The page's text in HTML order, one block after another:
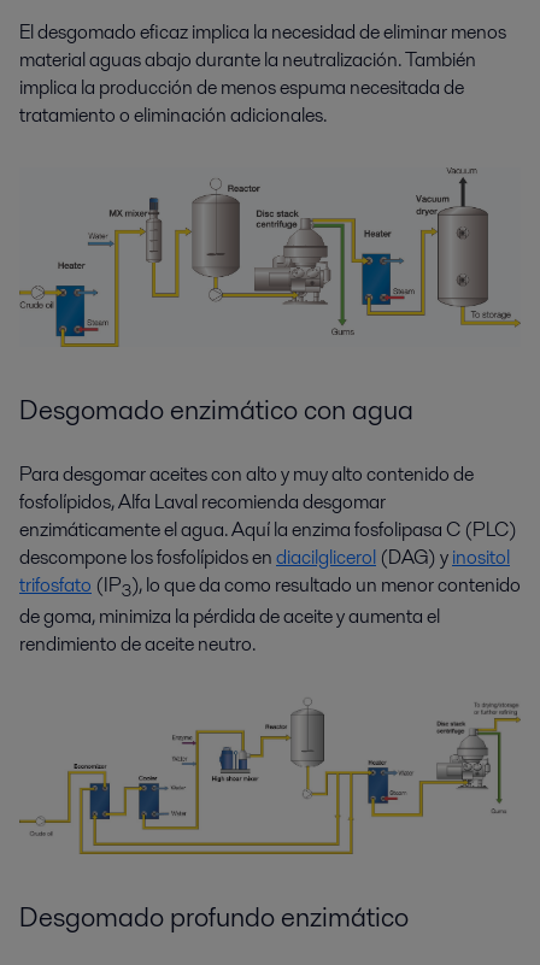
El desgomado eficaz implica la necesidad de eliminar menos
material aguas abajo durante la neutralización. También
implica la producción de menos espuma necesitada de
tratamiento o eliminación adicionales.
Desgomado enzimático con agua
Para desgomar aceites con alto y muy alto contenido de
fosfolípidos, Alfa Laval recomienda desgomar
enzimáticamente el agua. Aquí la enzima fosfolipasa C (PLC)
descompone los fosfolípidos endiacilglicerol (DAG) yinositol
trifosfato (IP3), lo que da como resultado un menor contenido
de goma, minimiza la pérdida de aceite y aumenta el
rendimiento de aceite neutro.
Desgomado profundo enzimático